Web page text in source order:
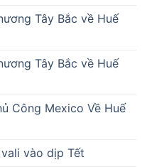
Tây Bắc về Huế
Tây Bắc về Huế
Công Mexico Về Huế
vào dịp Tết